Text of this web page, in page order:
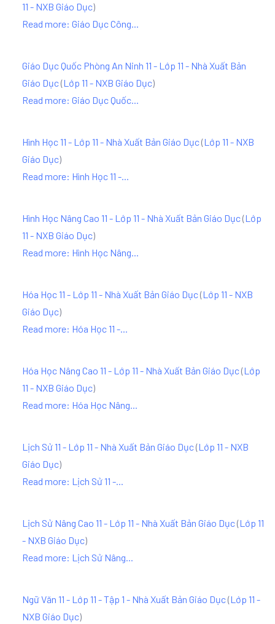
11 - NXB Giáo Dục)
Read more: Giáo Dục Công...
Giáo Dục Quốc Phòng An Ninh 11 - Lớp 11 - Nhà Xuất Bản
Giáo Dục(Lớp 11 - NXB Giáo Dục)
Read more: Giáo Dục Quốc...
Hình Học 11 - Lớp 11 - Nhà Xuất Bản Giáo Dục(Lớp 11 - NXB
Giáo Dục)
Read more: Hình Học 11 -...
Hình Học Nâng Cao 11 - Lớp 11 - Nhà Xuất Bản Giáo Dục(Lớp
11 - NXB Giáo Dục)
Read more: Hình Học Nâng...
Hóa Học 11 - Lớp 11 - Nhà Xuất Bản Giáo Dục(Lớp 11 - NXB
Giáo Dục)
Read more: Hóa Học 11 -...
Hóa Học Nâng Cao 11 - Lớp 11 - Nhà Xuất Bản Giáo Dục(Lớp
11 - NXB Giáo Dục)
Read more: Hóa Học Nâng...
Lịch Sử 11 - Lớp 11 - Nhà Xuất Bản Giáo Dục(Lớp 11 - NXB
Giáo Dục)
Read more: Lịch Sử 11 -...
Lịch Sử Nâng Cao 11 - Lớp 11 - Nhà Xuất Bản Giáo Dục(Lớp 11
- NXB Giáo Dục)
Read more: Lịch Sử Nâng...
Ngữ Văn 11 - Lớp 11 - Tập 1 - Nhà Xuất Bản Giáo Dục(Lớp 11 -
NXB Giáo Dục)